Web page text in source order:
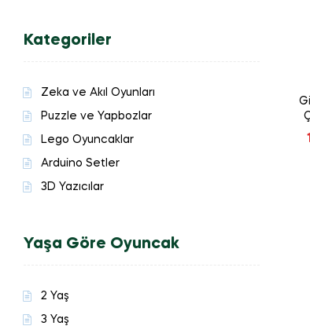
Kategoriler
Zeka ve Akıl Oyunları
Puzzle ve Yapbozlar
Lego Oyuncaklar
Arduino Setler
3D Yazıcılar
Yaşa Göre Oyuncak
2 Yaş
3 Yaş